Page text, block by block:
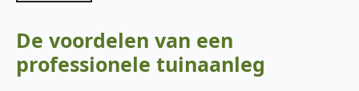
De voordelen van een
professionele tuinaanleg